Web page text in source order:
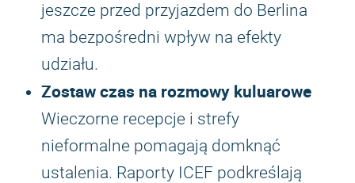
jeszcze przed przyjazdem do Berlina
ma bezpośredni wpływ na efekty
udziału.
Zostaw czas na rozmowy kuluarowe
Wieczorne recepcje i strefy
nieformalne pomagają domknąć
ustalenia. Raporty ICEF podkreślają